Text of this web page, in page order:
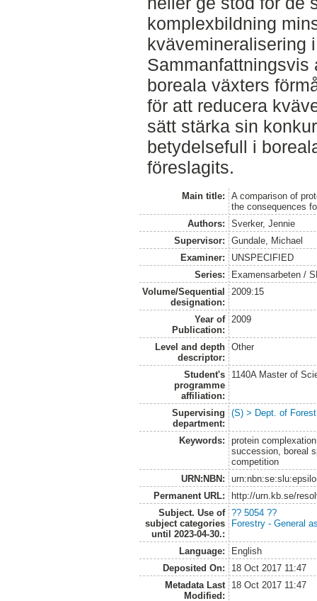
komplexbildning
kvävemineralisering
Sammanfattningsvis
boreala växters
för att reducera
sätt stärka sin
betydelsefull i
föreslagits.
Main title:
A comparison of
the consequences
Authors:
Sverker, Jennie
Supervisor:
Gundale, Michael
Examiner:
UNSPECIFIED
Series:
Examensarbeten /
Volume/Sequential
designation:
2009:15
Year of
Publication:
2009
Level and depth
descriptor:
Other
Student's
programme
affiliation:
1140A Master of
Supervising
department:
(S) > Dept. of
Keywords:
protein
succession, boreal
competition
URN:NBN:
Permanent URL:
http://urn.kb.se/
Subject. Use of
subject categories
until 2023-04-30.:
?? 5054 ??
Forestry - General
Language:
English
Deposited On:
18 Oct 2017 11:47
Metadata Last
Modified:
18 Oct 2017 11:47